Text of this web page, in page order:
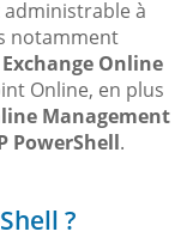
administrable à
notamment
Exchange Online
Online, en plus
Management
PowerShell.
?